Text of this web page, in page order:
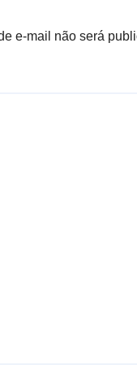
e-mail não será